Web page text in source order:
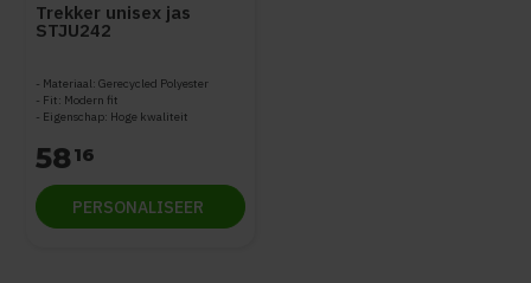
Trekker unisex jas
STJU242
Materiaal: Gerecycled Polyester
Fit: Modern fit
Eigenschap: Hoge kwaliteit
5816
PERSONALISEER